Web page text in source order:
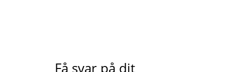
Få svar på dit